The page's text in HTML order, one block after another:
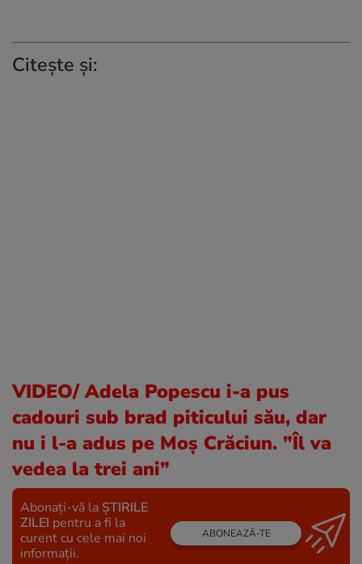
Citește și:
VIDEO/ Adela Popescu i-a pus
cadouri sub brad piticului său, dar
nu i l-a adus pe Moș Crăciun. ”Îl va
vedea la trei ani”
Abonați-vă la ȘTIRILE
ZILEI pentru a fi la
curent cu cele mai noi
informații.
ABONEAZĂ-TE